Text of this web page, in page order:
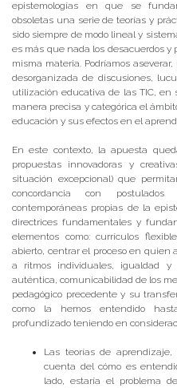
epistemologías en que se
obsoletas una serie de teorías y
sido siempre de modo lineal y
es más que nada los desacuerdos
misma materia. Podríamos
desorganizada de discusiones,
utilización educativa de las TIC, en
manera precisa y categórica el
educación y sus efectos en el
En este contexto, la apuesta
propuestas innovadoras y
situación excepcional) que
concordancia con
contemporáneas propias de la
directrices fundamentales y
elementos como: currículos
abierto, centrar el proceso en quien
a ritmos individuales, igualdad y
auténtica, comunicabilidad de los
pedagógico precedente y su
como la hemos entendido
profundizado teniendo en
Las teorías de
cuenta del cómo es
lado, estaría el problema